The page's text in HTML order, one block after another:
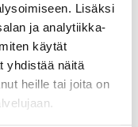
Lisäksi
ja analytiikka-
käytät
yhdistää näitä
heille tai joita on